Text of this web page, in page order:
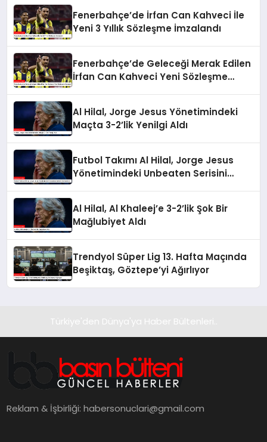
Fenerbahçe’de İrfan Can Kahveci İle
Yeni 3 Yıllık Sözleşme İmzalandı
Fenerbahçe’de Geleceği Merak Edilen
İrfan Can Kahveci Yeni Sözleşme
Al Hilal, Jorge Jesus Yönetimindeki
Maçta 3-2’lik Yenilgi Aldı
Futbol Takımı Al Hilal, Jorge Jesus
Yönetimindeki Unbeaten Serisini
Al Hilal, Al Khaleej’e 3-2’lik Şok Bir
Mağlubiyet Aldı
Trendyol Süper Lig 13. Hafta Maçında
Beşiktaş, Göztepe’yi Ağırlıyor
Türkiye'den Dünya'ya Haber Bültenleri..
Reklam & İşbirliği:habersonuclari@gmail.com